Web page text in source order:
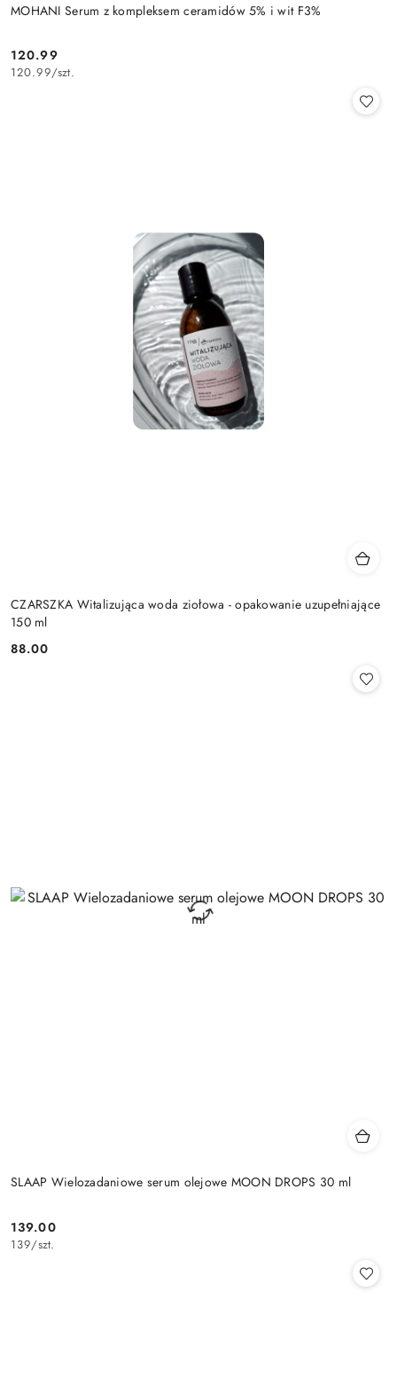
MOHANI Serum z kompleksem ceramidów 5% i wit F3%
Cena:
120.99
120.99/szt.
CZARSZKA Witalizująca woda ziołowa - opakowanie uzupełniające
150 ml
Cena:
88.00
SLAAP Wielozadaniowe serum olejowe MOON DROPS 30 ml
Cena:
139.00
139/szt.